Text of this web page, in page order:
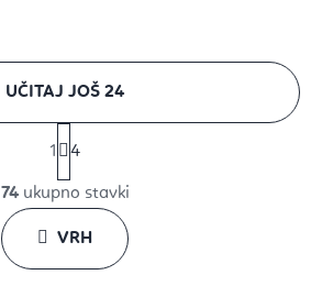
K
o
n
t
UČITAJ JOŠ 24
a
g
i
n
a
1 4
74ukupno stavki
VRH